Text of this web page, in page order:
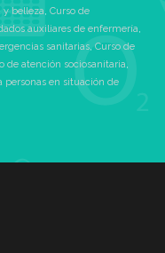
y belleza, Curso de
auxiliares de enfermería,
sanitarias,Curso de
de atención sociosanitaria,
personas en situación de